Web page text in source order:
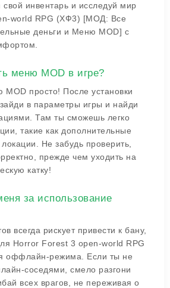
свой инвентарь и исследуй мир
world RPG (ХФ3) [МОД: Все
деньги и Меню MOD] с
меню MOD в игре?
MOD просто! После установки
в параметры игры и найди
Там ты сможешь легко
такие как дополнительные
Не забудь проверить,
прежде чем уходить на
катку!
за использование
всегда рискует привести к бану,
Horror Forest 3 open-world RPG
оффлайн-режима. Если ты не
соседями, смело разгони
всех врагов, не переживая о